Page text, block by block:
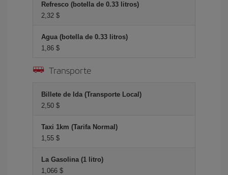
Refresco (botella de 0.33 litros)
2,32 $
Agua (botella de 0.33 litros)
1,86 $
Transporte
Billete de Ida (Transporte Local)
2,50 $
Taxi 1km (Tarifa Normal)
1,55 $
La Gasolina (1 litro)
1,066 $